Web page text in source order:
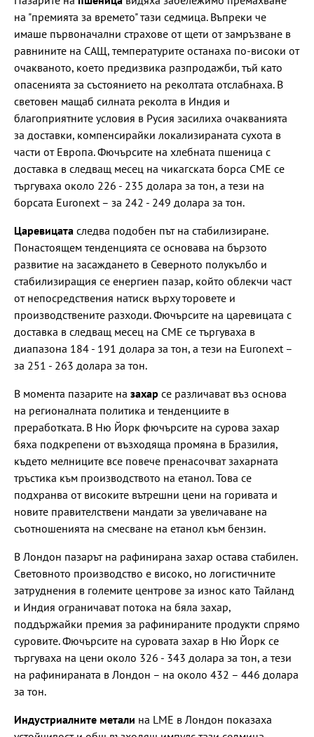
на "премията за времето" тази седмица. Въпреки че
имаше първоначални страхове от щети от замръзване в
равнините на САЩ, температурите останаха по-високи от
очакваното, което предизвика разпродажби, тъй като
опасенията за състоянието на реколтата отслабнаха. В
световен мащаб силната реколта в Индия и
благоприятните условия в Русия засилиха очакванията
за доставки, компенсирайки локализираната сухота в
части от Европа. Фючърсите на хлебната пшеница с
доставка в следващ месец на чикагската борса CME се
търгуваха около 226 - 235 долара за тон, а тези на
борсата Euronext – за 242 - 249 долара за тон.
Царевицата следва подобен път на стабилизиране.
Понастоящем тенденцията се основава на бързото
развитие на засаждането в Северното полукълбо и
стабилизиращия се енергиен пазар, който облекчи част
от непосредствения натиск върху торовете и
производствените разходи. Фючърсите на царевицата с
доставка в следващ месец на CME се търгуваха в
диапазона 184 - 191 долара за тон, а тези на Euronext –
за 251 - 263 долара за тон.
В момента пазарите на захар се различават въз основа
на регионалната политика и тенденциите в
преработката. В Ню Йорк фючърсите на сурова захар
бяха подкрепени от възходяща промяна в Бразилия,
където мелниците все повече пренасочват захарната
тръстика към производството на етанол. Това се
подхранва от високите вътрешни цени на горивата и
новите правителствени мандати за увеличаване на
съотношенията на смесване на етанол към бензин.
В Лондон пазарът на рафинирана захар остава стабилен.
Световното производство е високо, но логистичните
затруднения в големите центрове за износ като Тайланд
и Индия ограничават потока на бяла захар,
поддържайки премия за рафинираните продукти спрямо
суровите. Фючърсите на суровата захар в Ню Йорк се
търгуваха на цени около 326 - 343 долара за тон, а тези
на рафинираната в Лондон – на около 432 – 446 долара
за тон.
Индустриалните метали на LME в Лондон показаха